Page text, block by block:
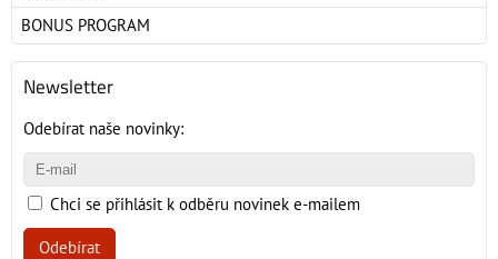
BONUS PROGRAM
Newsletter
Odebírat naše novinky:
Chci se přihlásit k odběru novinek e-mailem
Odebírat